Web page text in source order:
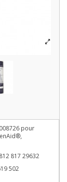
pour
817 29632
502